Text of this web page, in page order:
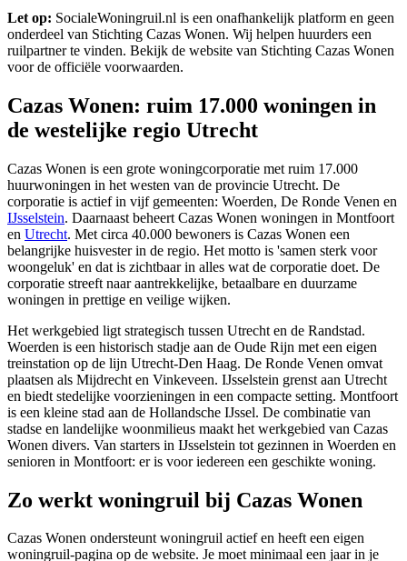
Let op: SocialeWoningruil.nl is een onafhankelijk platform en geen
onderdeel van Stichting Cazas Wonen. Wij helpen huurders een
ruilpartner te vinden. Bekijk de website van Stichting Cazas Wonen
voor de officiële voorwaarden.
Cazas Wonen: ruim 17.000 woningen in
de westelijke regio Utrecht
Cazas Wonen is een grote woningcorporatie met ruim 17.000
huurwoningen in het westen van de provincie Utrecht. De
corporatie is actief in vijf gemeenten: Woerden, De Ronde Venen en
IJsselstein. Daarnaast beheert Cazas Wonen woningen in Montfoort
en Utrecht. Met circa 40.000 bewoners is Cazas Wonen een
belangrijke huisvester in de regio. Het motto is 'samen sterk voor
woongeluk' en dat is zichtbaar in alles wat de corporatie doet. De
corporatie streeft naar aantrekkelijke, betaalbare en duurzame
woningen in prettige en veilige wijken.
Het werkgebied ligt strategisch tussen Utrecht en de Randstad.
Woerden is een historisch stadje aan de Oude Rijn met een eigen
treinstation op de lijn Utrecht-Den Haag. De Ronde Venen omvat
plaatsen als Mijdrecht en Vinkeveen. IJsselstein grenst aan Utrecht
en biedt stedelijke voorzieningen in een compacte setting. Montfoort
is een kleine stad aan de Hollandsche IJssel. De combinatie van
stadse en landelijke woonmilieus maakt het werkgebied van Cazas
Wonen divers. Van starters in IJsselstein tot gezinnen in Woerden en
senioren in Montfoort: er is voor iedereen een geschikte woning.
Zo werkt woningruil bij Cazas Wonen
Cazas Wonen ondersteunt woningruil actief en heeft een eigen
woningruil-pagina op de website. Je moet minimaal een jaar in je